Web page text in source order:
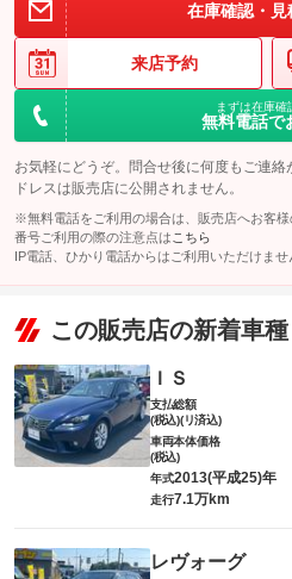
在庫確認・
来店予約
まずは在庫確
無料電話で
お気軽にどうぞ。問合せ後に何度もご連
ドレスは販売店に公開されません。
※無料電話をご利用の場合は、販売店へお客
番号ご利用の際の注意点は こちら
IP電話、ひかり電話からはご利用いただけませ
この販売店の新着車種
ＩＳ
支払総額
(税込)(リ済込)
車両本体価格
(税込)
年式2013(平成25)年
走行7.1万km
レヴォーグ